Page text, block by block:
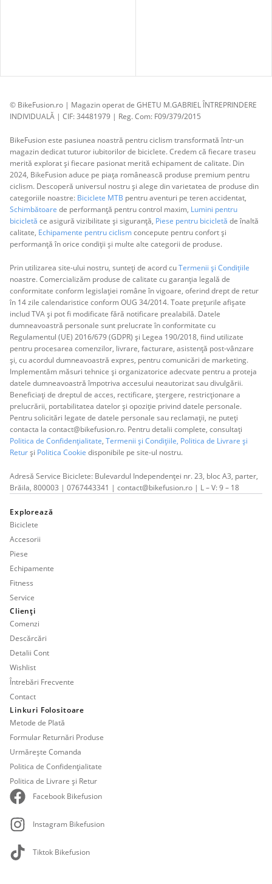
© BikeFusion.ro | Magazin operat de GHETU M.GABRIEL ÎNTREPRINDERE
INDIVIDUALĂ | CIF: 34481979 | Reg. Com: F09/379/2015
BikeFusion este pasiunea noastră pentru ciclism transformată într-un
magazin dedicat tuturor iubitorilor de biciclete. Credem că fiecare traseu
merită explorat și fiecare pasionat merită echipament de calitate. Din
2024, BikeFusion aduce pe piața românească produse premium pentru
ciclism. Descoperă universul nostru și alege din varietatea de produse din
categoriile noastre: Biciclete MTB pentru aventuri pe teren accidentat,
Schimbătoare de performanță pentru control maxim, Lumini pentru
bicicletă ce asigură vizibilitate și siguranță, Piese pentru bicicletă de înaltă
calitate, Echipamente pentru ciclismconcepute pentru confort și
performanță în orice condiții și multe alte categorii de produse.
Prin utilizarea site-ului nostru, sunteți de acord cuTermenii și Condițiile
noastre. Comercializăm produse de calitate cu garanția legală de
conformitate conform legislației române în vigoare, oferind drept de retur
în 14 zile calendaristice conform OUG 34/2014. Toate prețurile afișate
includ TVA și pot fi modificate fără notificare prealabilă. Datele
dumneavoastră personale sunt prelucrate în conformitate cu
Regulamentul (UE) 2016/679 (GDPR) și Legea 190/2018, fiind utilizate
pentru procesarea comenzilor, livrare, facturare, asistență post-vânzare
și, cu acordul dumneavoastră expres, pentru comunicări de marketing.
Implementăm măsuri tehnice și organizatorice adecvate pentru a proteja
datele dumneavoastră împotriva accesului neautorizat sau divulgării.
Beneficiați de dreptul de acces, rectificare, ștergere, restricționare a
prelucrării, portabilitatea datelor și opoziție privind datele personale.
Pentru solicitări legate de datele personale sau reclamații, ne puteți
contacta la contact@bikefusion.ro. Pentru detalii complete, consultați
Politica de Confidențialitate, Termenii și Condițiile, Politica de Livrare și
Returși Politica Cookie disponibile pe site-ul nostru.
Adresă Service Biciclete: Bulevardul Independenței nr. 23, bloc A3, parter,
Brăila, 800003 | 0767443341 | contact@bikefusion.ro | L – V: 9 – 18
Explorează
Biciclete
Accesorii
Piese
Echipamente
Fitness
Service
Clienți
Comenzi
Descărcări
Detalii Cont
Wishlist
Întrebări Frecvente
Contact
Linkuri Folositoare
Metode de Plată
Formular Returnări Produse
Urmărește Comanda
Politica de Confidențialitate
Politica de Livrare și Retur
Facebook Bikefusion
Instagram Bikefusion
Tiktok Bikefusion